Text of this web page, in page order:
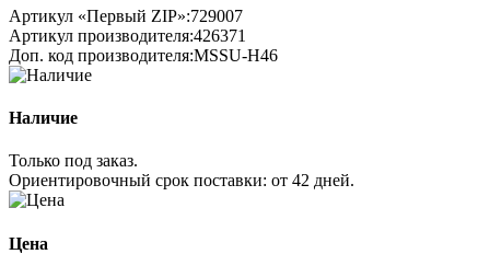
Артикул «Первый ZIP»:729007
Артикул производителя:426371
Доп. код производителя:MSSU-H46
Наличие
Только под заказ.
Ориентировочный срок поставки: от 42 дней.
Цена